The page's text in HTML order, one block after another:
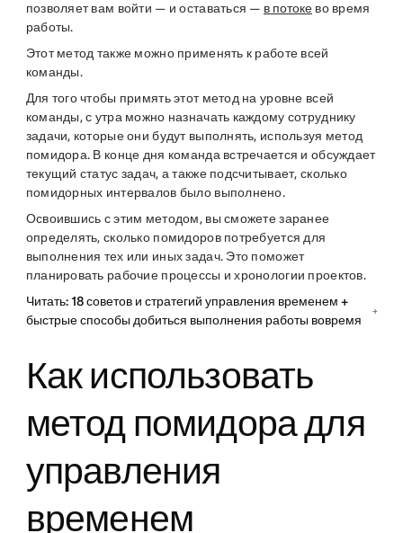
позволяет вам войти — и оставаться — в потоке во время
работы.
Этот метод также можно применять к работе всей
команды.
Для того чтобы примять этот метод на уровне всей
команды, с утра можно назначать каждому сотруднику
задачи, которые они будут выполнять, используя метод
помидора. В конце дня команда встречается и обсуждает
текущий статус задач, а также подсчитывает, сколько
помидорных интервалов было выполнено.
Освоившись с этим методом, вы сможете заранее
определять, сколько помидоров потребуется для
выполнения тех или иных задач. Это поможет
планировать рабочие процессы и хронологии проектов.
Читать: 18 советов и стратегий управления временем +
быстрые способы добиться выполнения работы вовремя
Как использовать
метод помидора для
управления
временем